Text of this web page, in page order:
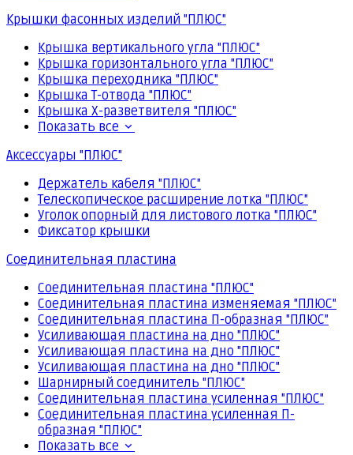
Крышки фасонных изделий "ПЛЮС"
Крышка вертикального угла "ПЛЮС"
Крышка горизонтального угла "ПЛЮС"
Крышка переходника "ПЛЮС"
Крышка Т-отвода "ПЛЮС"
Крышка Х-разветвителя "ПЛЮС"
Показать все
Аксессуары "ПЛЮС"
Держатель кабеля "ПЛЮС"
Телескопическое расширение лотка "ПЛЮС"
Уголок опорный для листового лотка "ПЛЮС"
Фиксатор крышки
Соединительная пластина
Соединительная пластина "ПЛЮС"
Соединительная пластина изменяемая "ПЛЮС"
Соединительная пластина П-образная "ПЛЮС"
Усиливающая пластина на дно "ПЛЮС"
Усиливающая пластина на дно "ПЛЮС"
Усиливающая пластина на дно "ПЛЮС"
Шарнирный соединитель "ПЛЮС"
Соединительная пластина усиленная "ПЛЮС"
Соединительная пластина усиленная П-
образная "ПЛЮС"
Показать все